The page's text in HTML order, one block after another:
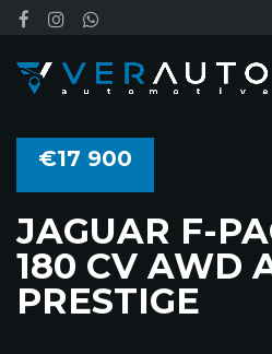
€17 900
JAGUAR F-
180 CV AWD
PRESTIGE